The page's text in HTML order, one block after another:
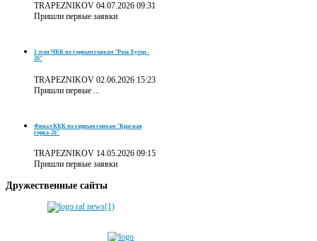
TRAPEZNIKOV 04.07.2026 09:31
Пришли первые заявки
1 этап ЧКК по горным гонкам "Роза Хутор -
26"
TRAPEZNIKOV 02.06.2026 15:23
Пришли первые ...
Финал ККК по горным гонкам "Красная
горка-26"
TRAPEZNIKOV 14.05.2026 09:15
Пришли первые заявки
Дружественные сайты